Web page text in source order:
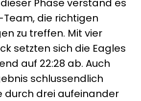
Phase verstand es
die richtigen
zu treffen. Mit vier
setzten sich die Eagles
auf 22:28 ab. Auch
schlussendlich
durch drei aufeinander